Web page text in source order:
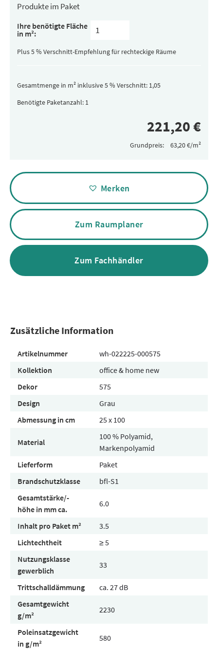
Produkte im Paket
Inhalt
pro
Paket
Ihre benötigte Fläche
in m²:
Plus 5 % Verschnitt-Empfehlung für rechteckige Räume
Gesamtmenge in m² inklusive 5 % Verschnitt:
Benötigte Paketanzahl:
Grundpreis:
Alternative:
Merken
Zum Raumplaner
Zum Fachhändler
Zusätzliche Information
Artikelnummer
wh-022225-000575
Kollektion
office & home new
Dekor
575
Design
Grau
Abmessung in cm
25 x 100
Material
100 % Polyamid,
Markenpolyamid
Lieferform
Paket
Brandschutzklasse
bfl-S1
Gesamtstärke/-
höhe in mm ca.
6.0
Inhalt pro Paket m²
3.5
Lichtechtheit
≥ 5
Nutzungsklasse
gewerblich
33
Trittschalldämmung
ca. 27 dB
Gesamtgewicht
g/m²
2230
Poleinsatzgewicht
in g/m²
580